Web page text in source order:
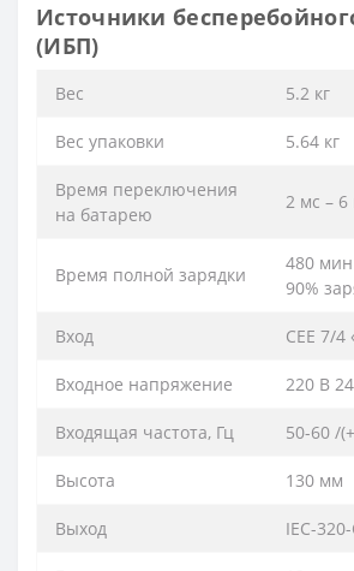
Источники
(ИБП)
Вес 5.2 кг
Вес упаковки 5.64 кг
Время переключения
на батарею
2 мс – 6
Время полной зарядки
480
90%
Вход CEE 7/4
Входное напряжение 220 В
Входящая частота, Гц 50-60 /
Высота 130 мм
Выход IEC-